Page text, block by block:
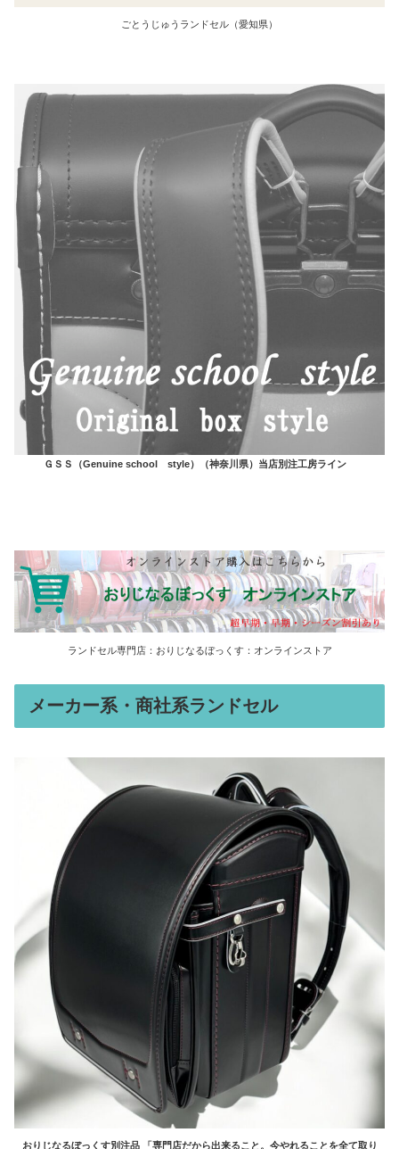
ごとうじゅうランドセル（愛知県）
ＧＳＳ（Genuine school style）（神奈川県）当店別注工房ライン
ランドセル専門店：おりじなるぼっくす：オンラインストア
メーカー系・商社系ランドセル
おりじなるぼっくす別注品
「専門店だから出来ること。今やれることを全て取り